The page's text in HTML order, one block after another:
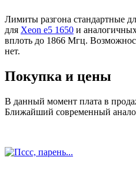
Лимиты разгона стандартные
для Xeon e5 1650 и
вплоть до 1866 Мгц.
нет.
Покупка и цены
В данный момент плата в
Ближайший современный